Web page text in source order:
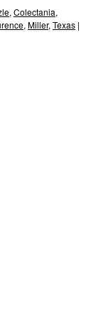
, Colectania,
, Miller, Texas |